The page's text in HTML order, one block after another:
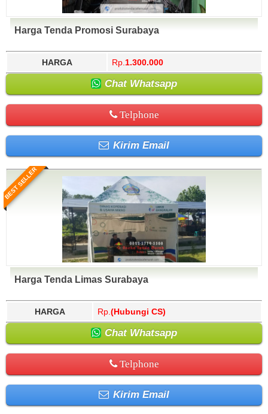
Harga Tenda Promosi Surabaya
HARGA Rp. 1.300.000
Chat Whatsapp
Telphone
Kirim Email
BEST SELLER
Harga Tenda Limas Surabaya
HARGA Rp. (Hubungi CS)
Chat Whatsapp
Telphone
Kirim Email